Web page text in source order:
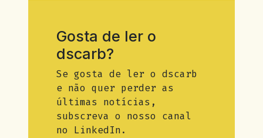
Gosta de ler o
dscarb?
Se gosta de ler o dscarb
e não quer perder as
últimas notícias,
subscreva o nosso canal
no LinkedIn.